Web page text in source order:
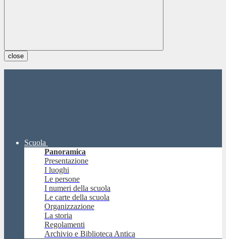
close
Scuola
Panoramica
Presentazione
I luoghi
Le persone
I numeri della scuola
Le carte della scuola
Organizzazione
La storia
Regolamenti
Archivio e Biblioteca Antica